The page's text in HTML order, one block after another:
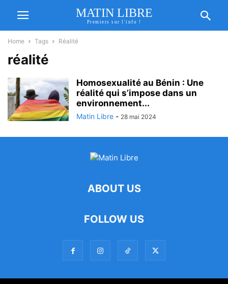
MATIN LIBRE
Premiers sur l'info !
Home Tags Réalité
réalité
Homosexualité au Bénin : Une
réalité qui s’impose dans un
environnement...
Matin Libre - 28 mai 2024
ABOUT US
FOLLOW US